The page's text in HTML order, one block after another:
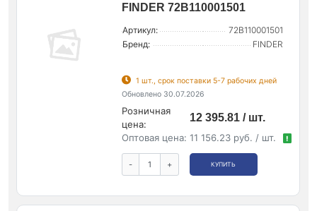
FINDER 72B110001501
Артикул:
72B110001501
Бренд:
FINDER
1 шт., срок поставки 5-7 рабочих дней
Обновлено 30.07.2026
Розничная
цена:
12 395.81 / шт.
Оптовая цена: 11 156.23 руб. / шт. !
- + КУПИТЬ